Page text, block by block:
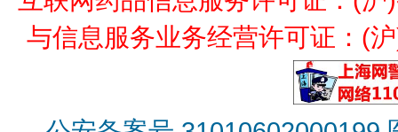
与信息服务业务经营许可证：(